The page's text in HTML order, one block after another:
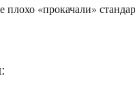
«прокачали»